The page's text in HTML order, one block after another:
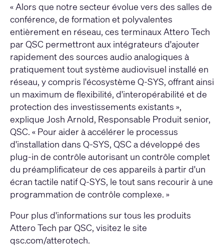
« Alors que notre secteur évolue vers des salles de
conférence, de formation et polyvalentes
entièrement en réseau, ces terminaux Attero Tech
par QSC permettront aux intégrateurs d'ajouter
rapidement des sources audio analogiques à
pratiquement tout système audiovisuel installé en
réseau, y compris l'écosystème Q-SYS, offrant ainsi
un maximum de flexibilité, d'interopérabilité et de
protection des investissements existants »,
explique Josh Arnold, Responsable Produit senior,
QSC. « Pour aider à accélérer le processus
d'installation dans Q-SYS, QSC a développé des
plug-in de contrôle autorisant un contrôle complet
du préamplificateur de ces appareils à partir d'un
écran tactile natif Q-SYS, le tout sans recourir à une
programmation de contrôle complexe. »
Pour plus d'informations sur tous les produits
Attero Tech par QSC, visitez le site
qsc.com/atterotech.